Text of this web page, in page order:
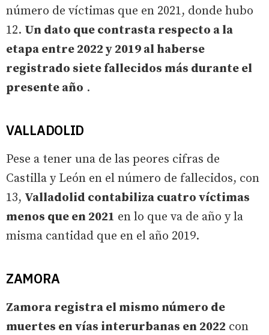
número de víctimas que en 2021, donde hubo
12. Un dato que contrasta respecto a la
etapa entre 2022 y 2019 al haberse
registrado siete fallecidos más durante el
presente año .
VALLADOLID
Pese a tener una de las peores cifras de
Castilla y León en el número de fallecidos, con
13, Valladolid contabiliza cuatro víctimas
menos que en 2021 en lo que va de año y la
misma cantidad que en el año 2019.
ZAMORA
Zamora registra el mismo número de
muertes en vías interurbanas en 2022 con